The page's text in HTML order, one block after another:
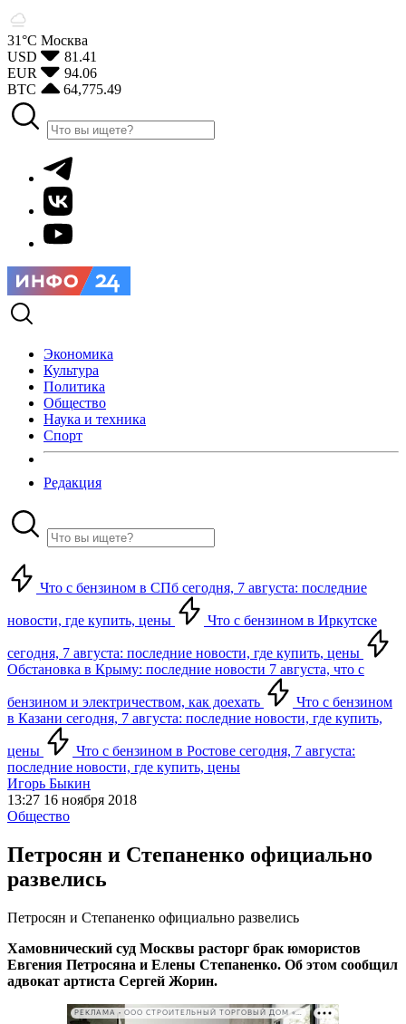
31°С Москва
USD
81.41
EUR
94.06
BTC
64,775.49
Экономика
Культура
Политика
Общество
Наука и техника
Спорт
Редакция
Что с бензином в СПб сегодня, 7 августа: последние
новости, где купить, цены Что с бензином в Иркутске
сегодня, 7 августа: последние новости, где купить, цены
Обстановка в Крыму: последние новости 7 августа, что с
бензином и электричеством, как доехать
Что с бензином
в Казани сегодня, 7 августа: последние новости, где купить,
цены
Что с бензином в Ростове сегодня, 7 августа:
последние новости, где купить, цены
Игорь Быкин
13:27 16 ноября 2018
Общество
Петросян и Степаненко официально
развелись
Петросян и Степаненко официально развелись
Хамовнический суд Москвы расторг брак юмористов
Евгения Петросяна и Елены Степаненко. Об этом сообщил
адвокат артиста Сергей Жорин.
РЕКЛАМА • ООО СТРОИТЕЛЬНЫЙ ТОРГОВЫЙ ДОМ «ПЕТРОВИЧ». ИНН: 7802348846